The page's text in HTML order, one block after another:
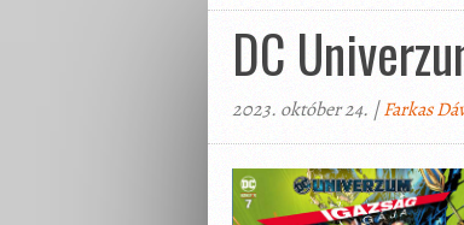
DC
2023. október 24. |Farkas